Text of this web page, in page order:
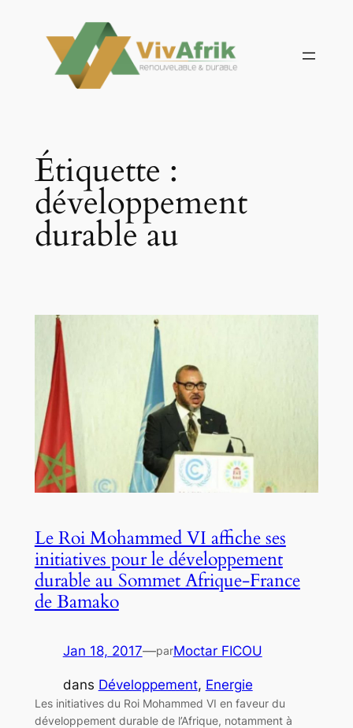
contenu
Étiquette :
développement
durable au
Le Roi Mohammed VI affiche ses
initiatives pour le développement
durable au Sommet Afrique-France
de Bamako
Jan 18, 2017—parMoctar FICOU
dans Développement, Energie
Les initiatives du Roi Mohammed VI en faveur du
développement durable de l’Afrique, notamment à